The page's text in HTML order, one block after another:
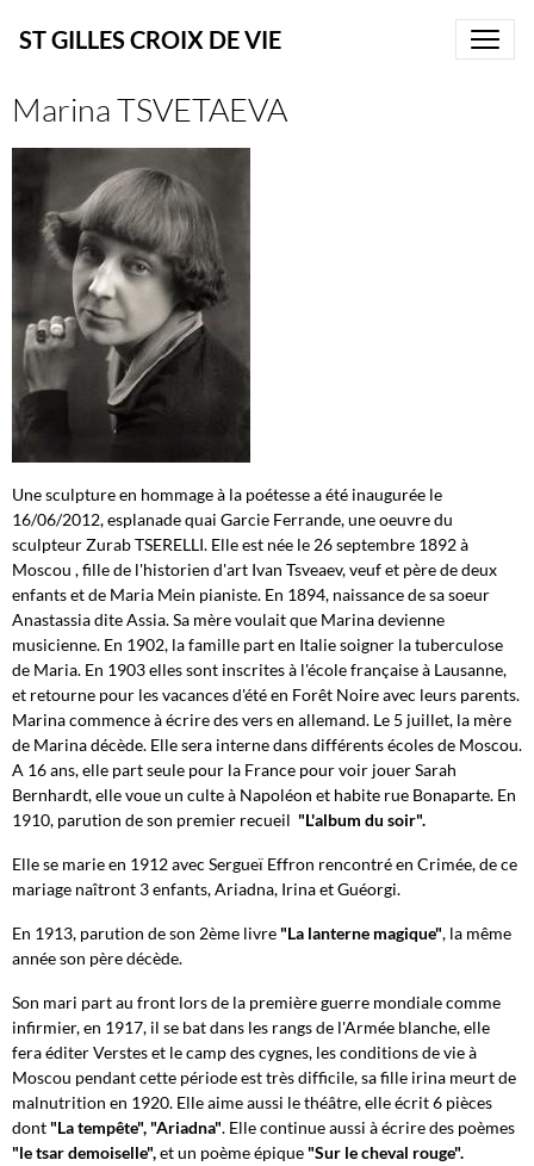
ST GILLES CROIX DE VIE
Marina TSVETAEVA
Une sculpture en hommage à la poétesse a été inaugurée le
16/06/2012, esplanade quai Garcie Ferrande, une oeuvre du
sculpteur Zurab TSERELLI. Elle est née le 26 septembre 1892 à
Moscou , fille de l'historien d'art Ivan Tsveaev, veuf et père de deux
enfants et de Maria Mein pianiste. En 1894, naissance de sa soeur
Anastassia dite Assia. Sa mère voulait que Marina devienne
musicienne. En 1902, la famille part en Italie soigner la tuberculose
de Maria. En 1903 elles sont inscrites à l'école française à Lausanne,
et retourne pour les vacances d'été en Forêt Noire avec leurs parents.
Marina commence à écrire des vers en allemand. Le 5 juillet, la mère
de Marina décède. Elle sera interne dans différents écoles de Moscou.
A 16 ans, elle part seule pour la France pour voir jouer Sarah
Bernhardt, elle voue un culte à Napoléon et habite rue Bonaparte. En
1910, parution de son premier recueil "L'album du soir".
Elle se marie en 1912 avec Sergueï Effron rencontré en Crimée, de ce
mariage naîtront 3 enfants, Ariadna, Irina et Guéorgi.
En 1913, parution de son 2ème livre "La lanterne magique", la même
année son père décède.
Son mari part au front lors de la première guerre mondiale comme
infirmier, en 1917, il se bat dans les rangs de l'Armée blanche, elle
fera éditer Verstes et le camp des cygnes, les conditions de vie à
Moscou pendant cette période est très difficile, sa fille irina meurt de
malnutrition en 1920. Elle aime aussi le théâtre, elle écrit 6 pièces
dont "La tempête", "Ariadna". Elle continue aussi à écrire des poèmes
"le tsar demoiselle",et un poème épique "Sur le cheval rouge".